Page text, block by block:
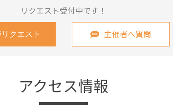
リクエスト受付中です！
リクエスト 主催者へ質問
アクセス情報